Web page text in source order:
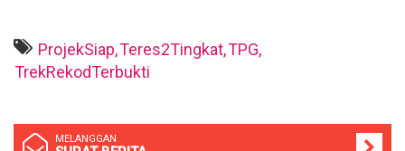
ProjekSiap,Teres2Tingkat,TPG,
TrekRekodTerbukti
MELANGGAN